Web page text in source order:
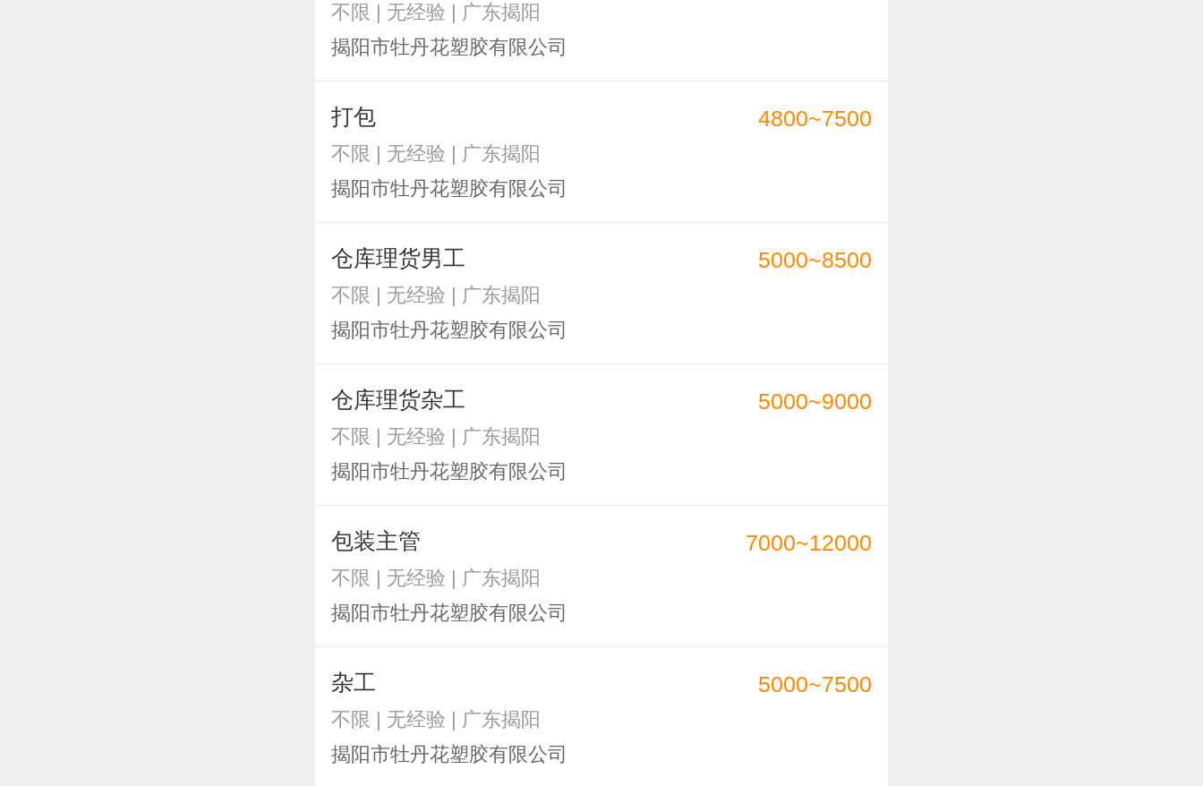
不限 | 无经验 | 广东揭阳
揭阳市牡丹花塑胶有限公司
打包
不限 | 无经验 | 广东揭阳
揭阳市牡丹花塑胶有限公司
4800~7500
仓库理货男工
不限 | 无经验 | 广东揭阳
揭阳市牡丹花塑胶有限公司
5000~8500
仓库理货杂工
不限 | 无经验 | 广东揭阳
揭阳市牡丹花塑胶有限公司
5000~9000
包装主管
不限 | 无经验 | 广东揭阳
揭阳市牡丹花塑胶有限公司
7000~12000
杂工
不限 | 无经验 | 广东揭阳
揭阳市牡丹花塑胶有限公司
5000~7500